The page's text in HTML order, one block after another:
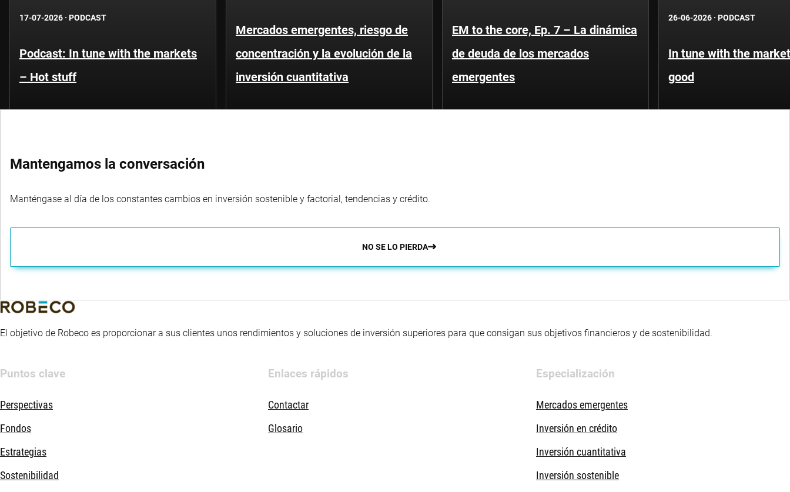
17-07-2026 · PODCAST
Podcast: In tune with the markets
– Hot stuff
Mercados emergentes, riesgo de
concentración y la evolución de la
inversión cuantitativa
EM to the core, Ep. 7 – La dinámica
de deuda de los mercados
emergentes
26-06-2026 · PODCAST
In tune with the
good
Mantengamos la conversación
Manténgase al día de los constantes cambios en inversión sostenible y factorial, tendencias y crédito.
NO SE LO PIERDA
El objetivo de Robeco es proporcionar a sus clientes unos rendimientos y soluciones de inversión superiores para que consigan sus objetivos financieros y de sostenibilidad.
Puntos clave
Perspectivas
Fondos
Estrategias
Sostenibilidad
Enlaces rápidos
Contactar
Glosario
Especialización
Mercados emergentes
Inversión en crédito
Inversión cuantitativa
Inversión sostenible